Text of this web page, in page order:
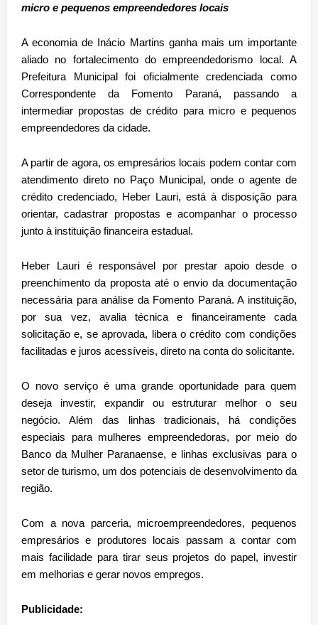
micro e pequenos empreendedores locais
A economia de Inácio Martins ganha mais um importante
aliado no fortalecimento do empreendedorismo local. A
Prefeitura Municipal foi oficialmente credenciada como
Correspondente da Fomento Paraná, passando a
intermediar propostas de crédito para micro e pequenos
empreendedores da cidade.
A partir de agora, os empresários locais podem contar com
atendimento direto no Paço Municipal, onde o agente de
crédito credenciado, Heber Lauri, está à disposição para
orientar, cadastrar propostas e acompanhar o processo
junto à instituição financeira estadual.
Heber Lauri é responsável por prestar apoio desde o
preenchimento da proposta até o envio da documentação
necessária para análise da Fomento Paraná. A instituição,
por sua vez, avalia técnica e financeiramente cada
solicitação e, se aprovada, libera o crédito com condições
facilitadas e juros acessíveis, direto na conta do solicitante.
O novo serviço é uma grande oportunidade para quem
deseja investir, expandir ou estruturar melhor o seu
negócio. Além das linhas tradicionais, há condições
especiais para mulheres empreendedoras, por meio do
Banco da Mulher Paranaense, e linhas exclusivas para o
setor de turismo, um dos potenciais de desenvolvimento da
região.
Com a nova parceria, microempreendedores, pequenos
empresários e produtores locais passam a contar com
mais facilidade para tirar seus projetos do papel, investir
em melhorias e gerar novos empregos.
Publicidade: